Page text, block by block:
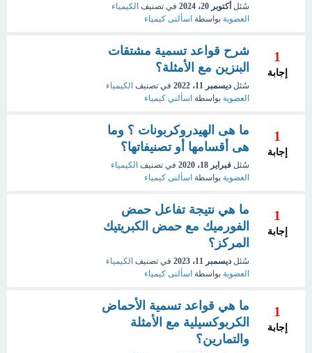
سُئل أكتوبر 20، 2024 في تصنيف الكيمياء
العضوية بواسطة اسألنى كيمياء
1
إجابة
شرح قواعد تسمية مشتقات
البنزين مع الأمثلة؟
سُئل ديسمبر 11، 2022 في تصنيف الكيمياء
العضوية بواسطة اسألني كيمياء
1
إجابة
ما هى الهيدروكربونات ؟ وما
هى أقسامها أو تصنيفاتها؟
سُئل فبراير 18، 2020 في تصنيف الكيمياء
العضوية بواسطة اسألنى كيمياء
1
إجابة
ما هي نتيجة تفاعل حمض
الفورميك مع حمض الكبريتيك
المركز؟
سُئل ديسمبر 11، 2023 في تصنيف الكيمياء
العضوية بواسطة اسألنى كيمياء
1
إجابة
ما هي قواعد تسمية الأحماض
الكربوكسيلية مع الأمثلة
والتمارين؟